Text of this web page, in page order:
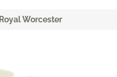
Royal Worcester